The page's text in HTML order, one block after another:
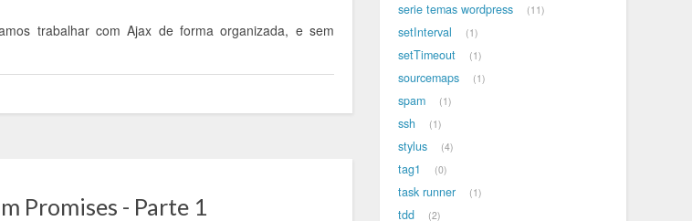
trabalhar com Ajax de forma organizada, e sem
Promises - Parte 1
serie temas wordpress 11
setInterval 1
setTimeout 1
sourcemaps 1
spam 1
ssh 1
stylus 4
tag1 0
task runner 1
tdd 2